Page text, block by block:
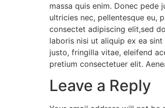
massa quis enim. Donec pede
ultricies nec, pellentesque eu,
consectet adipiscing elit,sed
laboris nisi ut aliquip ex ea
justo, fringilla vitae, eleifend
pretium consectetuer elit.
Leave a Reply